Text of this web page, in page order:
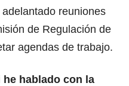
reuniones
de Regulación de
agendas de trabajo.
hablado con la